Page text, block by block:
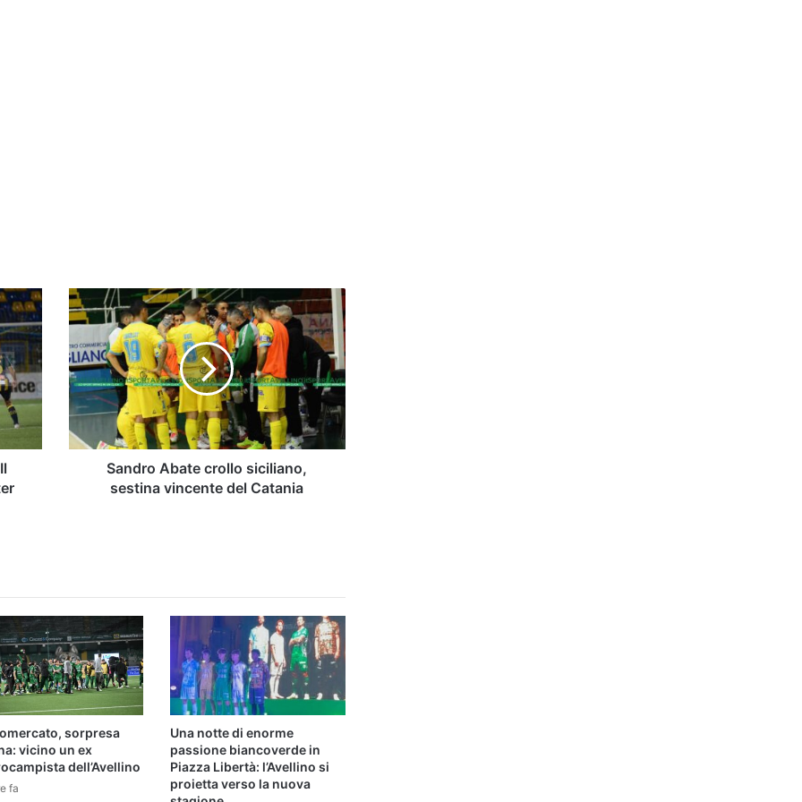
Sandro
Abate
siciliano,
sestina
vincente
del
Catania
Sandro Abate crollo siciliano,
sestina vincente del Catania
sorpresa
vicino un ex
dell’Avellino
fa
Una notte di enorme
passione biancoverde in
Piazza Libertà: l’Avellino si
proietta verso la nuova